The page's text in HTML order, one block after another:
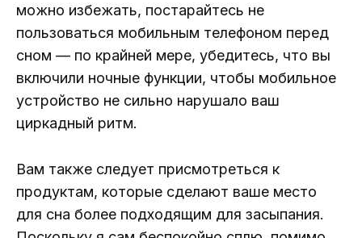
можно избежать, постарайтесь не
пользоваться мобильным телефоном перед
сном — по крайней мере, убедитесь, что вы
включили ночные функции, чтобы мобильное
устройство не сильно нарушало ваш
циркадный ритм.
Вам также следует присмотреться к
продуктам, которые сделают ваше место
для сна более подходящим для засыпания.